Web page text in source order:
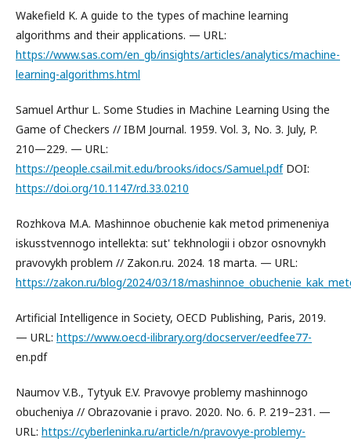
Wakefield K. A guide to the types of machine learning
algorithms and their applications. — URL:
https://www.sas.com/en_gb/insights/articles/analytics/machine-
learning-algorithms.html
Samuel Arthur L. Some Studies in Machine Learning Using the
Game of Checkers // IBM Journal. 1959. Vol. 3, No. 3. July, P.
210—229. — URL:
https://people.csail.mit.edu/brooks/idocs/Samuel.pdfDOI:
https://doi.org/10.1147/rd.33.0210
Rozhkova M.A. Mashinnoe obuchenie kak metod primeneniya
iskusstvennogo intellekta: sut' tekhnologii i obzor osnovnykh
pravovykh problem // Zakon.ru. 2024. 18 marta. — URL:
https://zakon.ru/blog/2024/03/18/
Artificial Intelligence in Society, OECD Publishing, Paris, 2019.
— URL: https://www.oecd-ilibrary.org/docserver/eedfee77-
en.pdf
Naumov V.B., Tytyuk E.V. Pravovye problemy mashinnogo
obucheniya // Obrazovanie i pravo. 2020. No. 6. P. 219–231. —
URL: https://cyberleninka.ru/article/n/pravovye-problemy-